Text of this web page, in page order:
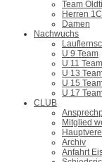
Team
Herren 1C
Damen
Nachwuchs
U 9 Team
U 11 Team
U 13
U 15
U 17
CLUB
Mitglied
Archiv
Anfahrt